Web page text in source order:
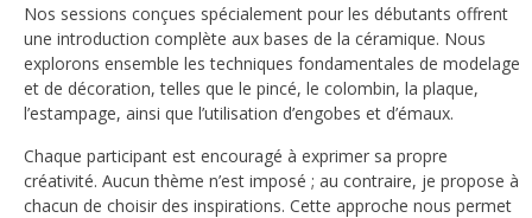
Nos sessions conçues spécialement pour les débutants offrent
une introduction complète aux bases de la céramique. Nous
explorons ensemble les techniques fondamentales de modelage
et de décoration, telles que le pincé, le colombin, la plaque,
l’estampage, ainsi que l’utilisation d’engobes et d’émaux.
Chaque participant est encouragé à exprimer sa propre
créativité. Aucun thème n’est imposé ; au contraire, je propose à
chacun de choisir des inspirations. Cette approche nous permet